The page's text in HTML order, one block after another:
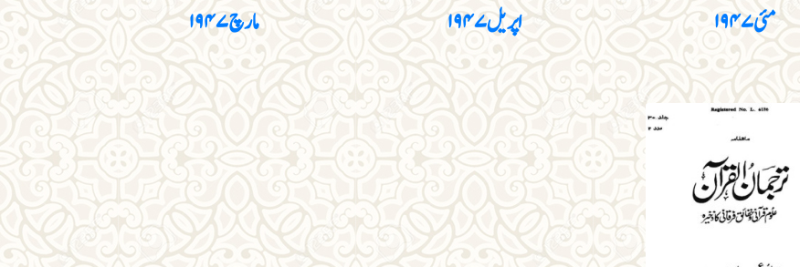
مئی ۱۹۴۷ اپریل ۱۹۴۷ مارچ ۱۹۴۷